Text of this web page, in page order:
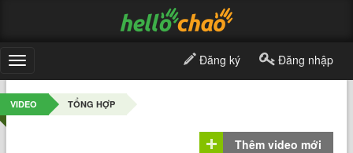
Toggle
navigation
Đăng ký Đăng nhập
VIDEO TỔNG HỢP
Thêm video mới